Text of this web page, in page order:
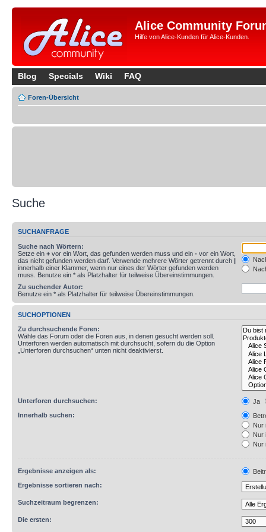
Alice Community
Hilfe von Alice-Kunden für Alice-Kunden.
Blog Specials Wiki FAQ
Foren-Übersicht
Suche
SUCHANFRAGE
Suche nach Wörtern:
Setze ein + vor ein Wort, das gefunden werden muss und ein - vor ein Wort,
das nicht gefunden werden darf. Verwende mehrere Wörter getrennt durch |
innerhalb einer Klammer, wenn nur eines der Wörter gefunden werden
muss. Benutze ein * als Platzhalter für teilweise Übereinstimmungen.
Zu suchender Autor:
Benutze ein * als Platzhalter für teilweise Übereinstimmungen.
SUCHOPTIONEN
Zu durchsuchende Foren:
Wähle das Forum oder die Foren aus, in denen gesucht werden soll.
Unterforen werden automatisch mit durchsucht, sofern du die Option
„Unterforen durchsuchen“ unten nicht deaktivierst.
Unterforen durchsuchen:
Ja
Innerhalb suchen:
Nur
Nur
Nur
Ergebnisse anzeigen als:
Ergebnisse sortieren nach:
Suchzeitraum begrenzen:
Die ersten: